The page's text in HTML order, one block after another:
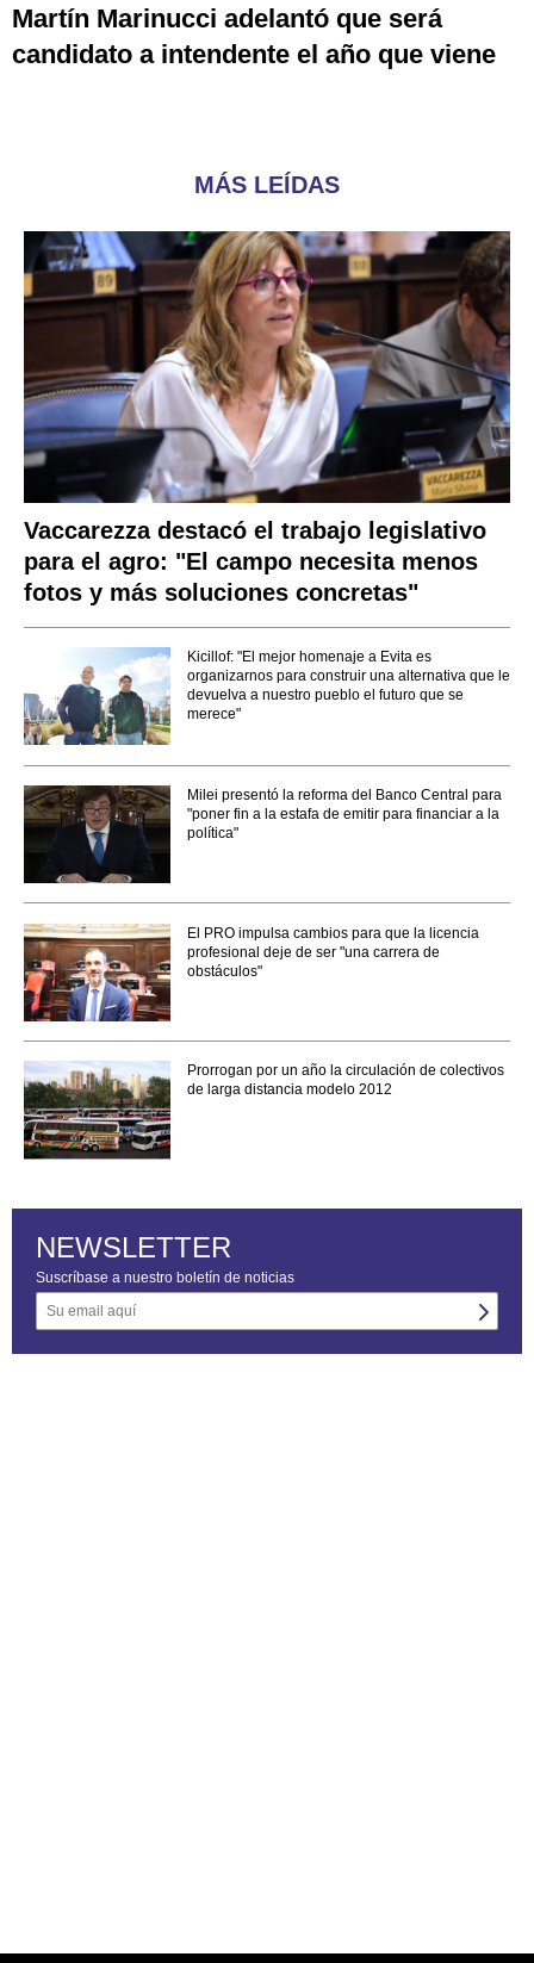
Martín Marinucci adelantó que será
candidato a intendente el año que viene
MÁS LEÍDAS
Vaccarezza destacó el trabajo legislativo
para el agro: "El campo necesita menos
fotos y más soluciones concretas"
Kicillof: "El mejor homenaje a Evita es
organizarnos para construir una alternativa que le
devuelva a nuestro pueblo el futuro que se
merece"
Milei presentó la reforma del Banco Central para
"poner fin a la estafa de emitir para financiar a la
política"
El PRO impulsa cambios para que la licencia
profesional deje de ser "una carrera de
obstáculos"
Prorrogan por un año la circulación de colectivos
de larga distancia modelo 2012
NEWSLETTER
Suscríbase a nuestro boletín de noticias